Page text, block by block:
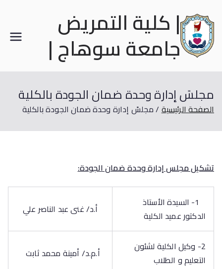
| كلية التمريض
جامعة سوهاج |
مجلسً إدارة وحدة ضمان الجودة بالكلية
الصفحة الرئيسية مجلسً إدارة وحدة ضمان الجودة بالكلية
تشكيل مجلس إدارة وحدة ضمان الجودة:
1- السيدة الأستاذ
الدكتور عميد الكلية
أ.د/ غنى عبد الناصر علي
2- وكيل الكلية لشئون
التعليم و الطلاب
أ.م.د/ أمينة محمد ثابت